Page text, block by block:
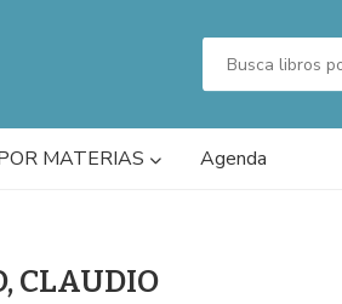
MATERIAS Agenda
CLAUDIO